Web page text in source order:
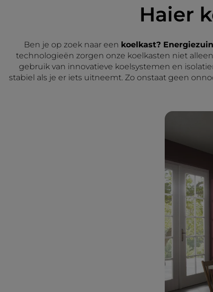
Haier
Ben je op zoek naar een koelkast?
technologieën zorgen onze koelkasten niet
gebruik van innovatieve koelsystemen en
stabiel als je er iets uitneemt. Zo onstaat geen